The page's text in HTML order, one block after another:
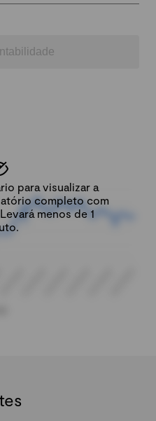
para visualizar a
completo com
menos de 1